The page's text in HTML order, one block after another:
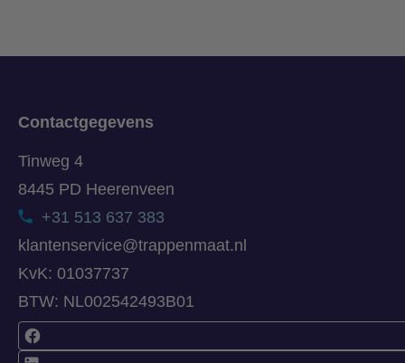
Contactgegevens
Tinweg 4
8445 PD Heerenveen
+31 513 637 383
klantenservice@trappenmaat.nl
KvK: 01037737
BTW: NL002542493B01